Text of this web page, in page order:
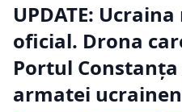
UPDATE:
oficial. Drona
Portul
armatei